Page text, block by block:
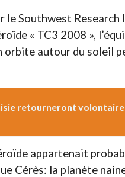
le Southwest
« TC3 2008 »,
autour du soleil
retourneront
appartenait
Cérès: la planète